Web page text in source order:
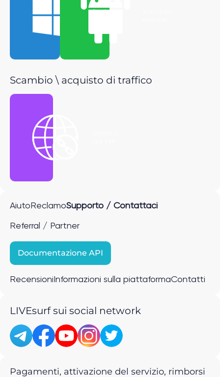
Scarica per
Scambio \ acquisto di traffico
Aiuto ReclamoSupporto / Contattaci
Referral / Partner
Documentazione API
Recensioni Informazioni sulla piattaformaContatti
LIVEsurf sui social network
Pagamenti, attivazione del servizio, rimborsi